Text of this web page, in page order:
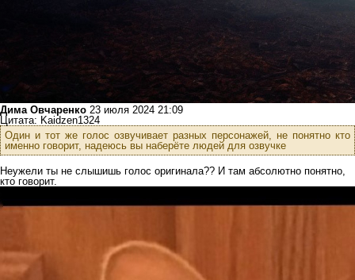
Дима Овчаренко 23 июля 2024 21:09
Цитата: Kaidzen1324
Один и тот же голос озвучивает разных персонажей, не понятно кто
именно говорит, надеюсь вы наберёте людей для озвучке
Неужели ты не слышишь голос оригинала?? И там абсолютно понятно,
кто говорит.